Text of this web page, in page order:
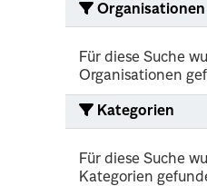
Organisationen
Für diese Suche
Organisationen
Kategorien
Für diese Suche
Kategorien